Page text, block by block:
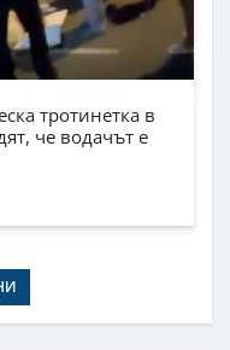
тротинетка в
че водачът е